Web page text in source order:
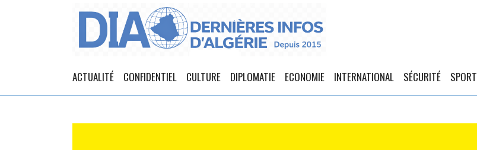
ACTUALITÉ CONFIDENTIEL CULTURE DIPLOMATIE ECONOMIE INTERNATIONAL SÉCURITÉ SPORT